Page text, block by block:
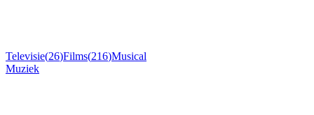
Televisie(26)Films(216)Musical
Muziek